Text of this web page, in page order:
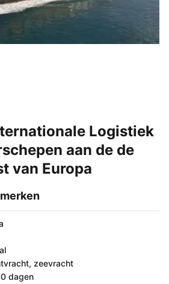
Logistiek
aan de de
van Europa
zeevracht
dagen